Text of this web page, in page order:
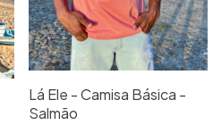
Lá Ele - Camisa Básica -
Salmão